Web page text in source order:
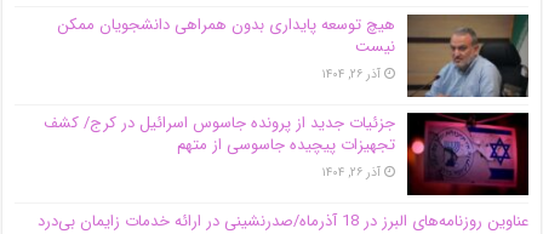
هیچ توسعه پایداری بدون همراهی دانشجویان ممکن
نیست
آذر ۲۶, ۱۴۰۴
جزئیات جدید از پرونده جاسوس اسرائیل در کرج/‌ کشف
تجهیزات پیچیده جاسوسی از متهم
آذر ۲۶, ۱۴۰۴
عناوین روزنامه‌های البرز در ‌18 آذرماه/صدرنشینی در ارائه خدمات زایمان بی‌درد